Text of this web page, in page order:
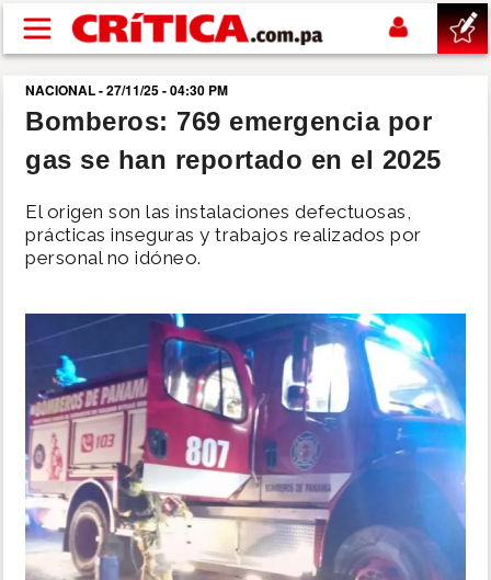
Pasar al contenido principal
buscar
SUCESOS
NACIONAL
SHOW
DEPORTES
MUNDO
INSÓLITAS
NACIONAL - 27/11/25 - 04:30 PM
Bomberos: 769 emergencia por
gas se han reportado en el 2025
El origen son las instalaciones defectuosas,
prácticas inseguras y trabajos realizados por
personal no idóneo.